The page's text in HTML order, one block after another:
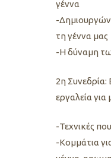
γέννα
-
τη γέννα μας
-Η δύναμη
2η Συνεδρία:
εργαλεία
-Τεχνικές
-Κομμάτια